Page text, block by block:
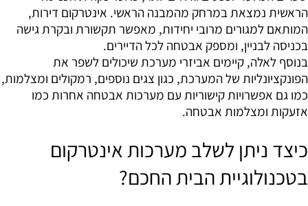
הראשית נמצאת במרחק מהמבנה הראשי. אינטרקום דירות,
המותאם למגורים מרובי יחידות, מאפשר תקשורת ובקרת גישה
בכניסה לבניין, ומספק אבטחה לכל הדיירים.
בנוסף לאלה, קיימים אביזרי מערכת שיכולים לשפר את
הפונקציונליות של המערכת, כגון צגים נוספים, רמקולים ומצלמות,
כמו גם אפשרויות קישוריות עם מערכות אבטחה אחרות כמו
אזעקות ומצלמות אבטחה.
כיצד ניתן לשלב מערכות אינטרקום
בטכנולוגיית הבית החכם?